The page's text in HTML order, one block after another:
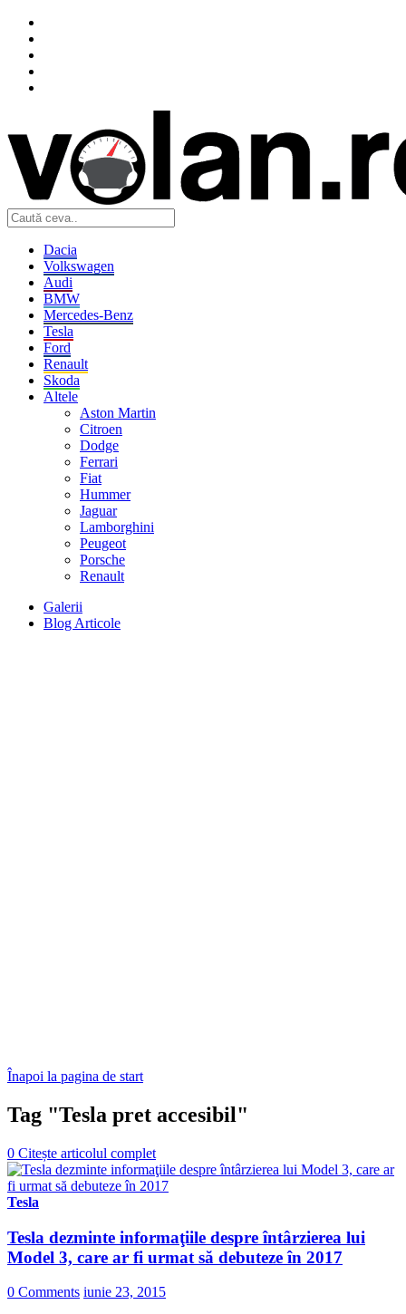
Dacia
Volkswagen
Audi
BMW
Mercedes-Benz
Tesla
Ford
Renault
Skoda
Altele
Aston Martin
Citroen
Dodge
Ferrari
Fiat
Hummer
Jaguar
Lamborghini
Peugeot
Porsche
Renault
Galerii
Blog Articole
Înapoi la pagina de start
Tag "Tesla pret accesibil"
0 Citește articolul complet
Tesla
Tesla dezminte informaţiile despre întârzierea lui
Model 3, care ar fi urmat să debuteze în 2017
0 Comments iunie 23, 2015